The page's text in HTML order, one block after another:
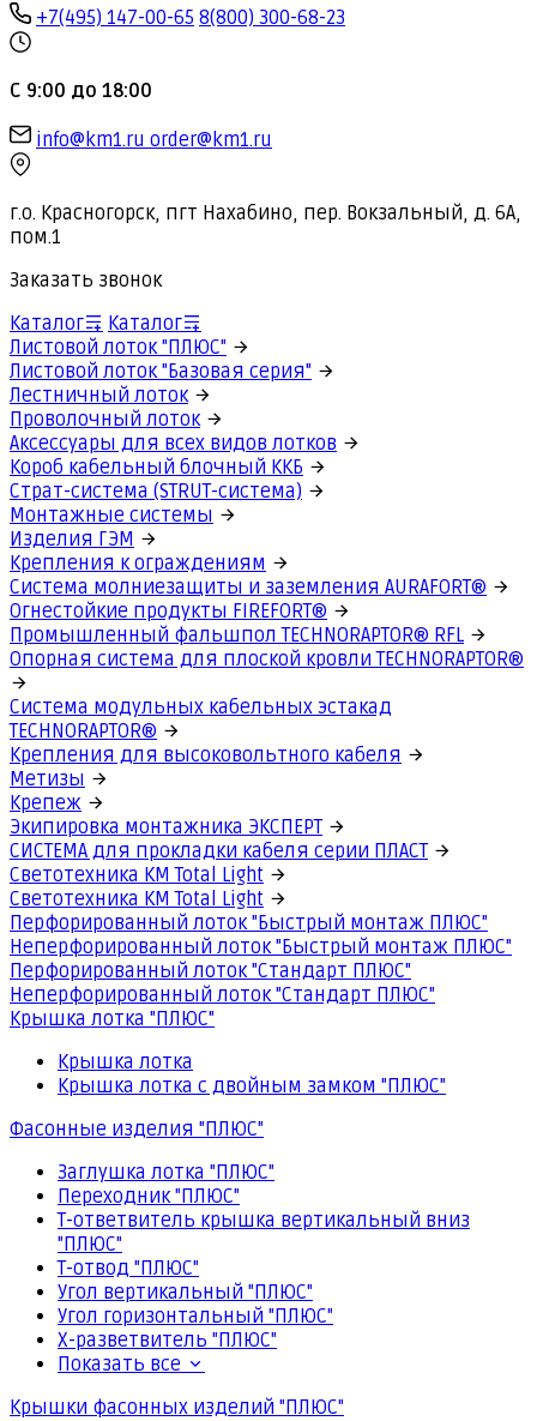
+7(495) 147-00-65 8(800) 300-68-23
С 9:00 до 18:00
info@km1.ru order@km1.ru
г.о. Красногорск, пгт Нахабино, пер. Вокзальный, д. 6А,
пом.1
Заказать звонок
Каталог
Каталог
Листовой лоток "ПЛЮС"
Листовой лоток "Базовая серия"
Лестничный лоток
Проволочный лоток
Аксессуары для всех видов лотков
Короб кабельный блочный ККБ
Страт-система (STRUT-система)
Монтажные системы
Изделия ГЭМ
Крепления к ограждениям
Система молниезащиты и заземления AURAFORT®
Огнестойкие продукты FIREFORT®
Промышленный фальшпол TECHNORAPTOR® RFL
Опорная система для плоской кровли TECHNORAPTOR®
Система модульных кабельных эстакад
TECHNORAPTOR®
Крепления для высоковольтного кабеля
Метизы
Крепеж
Экипировка монтажника ЭКСПЕРТ
СИСТЕМА для прокладки кабеля серии ПЛАСТ
Светотехника КМ Total Light
Светотехника КМ Total Light
Перфорированный лоток "Быстрый монтаж ПЛЮС"
Неперфорированный лоток "Быстрый монтаж ПЛЮС"
Перфорированный лоток "Стандарт ПЛЮС"
Неперфорированный лоток "Стандарт ПЛЮС"
Крышка лотка "ПЛЮС"
Крышка лотка
Крышка лотка с двойным замком "ПЛЮС"
Фасонные изделия "ПЛЮС"
Заглушка лотка "ПЛЮС"
Переходник "ПЛЮС"
Т-ответвитель крышка вертикальный вниз
"ПЛЮС"
Т-отвод "ПЛЮС"
Угол вертикальный "ПЛЮС"
Угол горизонтальный "ПЛЮС"
Х-разветвитель "ПЛЮС"
Показать все
Крышки фасонных изделий "ПЛЮС"